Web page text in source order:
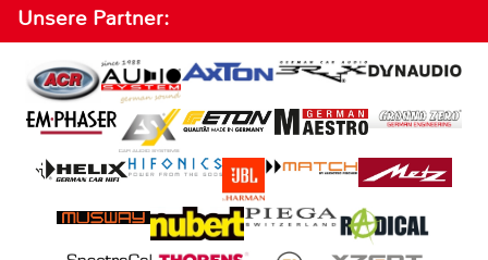
Unsere Partner: